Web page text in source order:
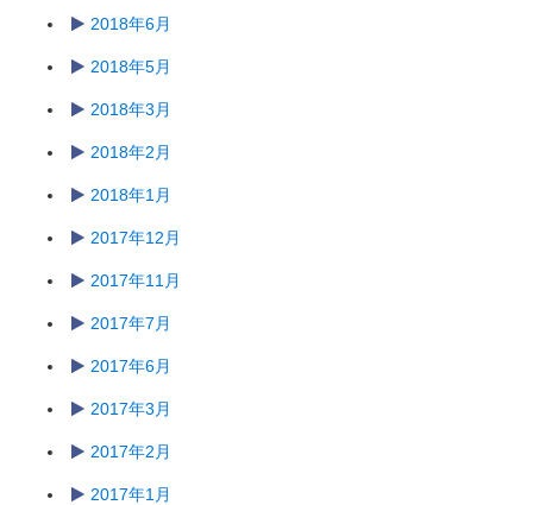
2018年6月
2018年5月
2018年3月
2018年2月
2018年1月
2017年12月
2017年11月
2017年7月
2017年6月
2017年3月
2017年2月
2017年1月